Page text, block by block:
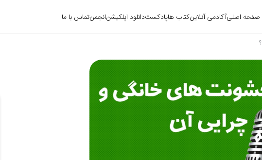
صفحه اصلیآکادمی آنلاینکتاب هاپادکستدانلود اپلکیشنانجمنتماس با ما